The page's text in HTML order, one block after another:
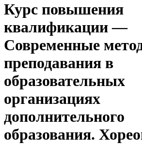
Курс повышения
квалификации —
Современные
преподавания в
образовательных
организациях
дополнительного
образования.